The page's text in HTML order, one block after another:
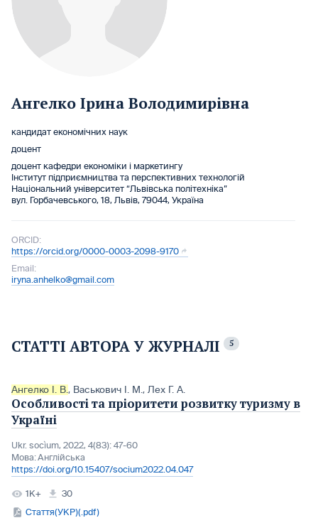
Ангелко Ірина Володимирівна
кандидат економічних наук
доцент
доцент кафедри економіки і маркетингу
Інститут підприємництва та перспективних технологій
Національний університет “Львівська політехніка”
вул. Горбачевського, 18, Львів, 79044, Україна
ORCID:
https://orcid.org/0000-0003-2098-9170
Email:
iryna.anhelko@gmail.com
СТАТТІ АВТОРА У ЖУРНАЛІ 5
Ангелко І. В. , Васькович І. М. , Лех Г. А.
Особливості та пріоритети розвитку туризму в
Україні
Ukr. socìum, 2022, 4(83): 47-60
Мова:Англійська
https://doi.org/10.15407/socium2022.04.047
1K+
30
Стаття(УКР)(.pdf)